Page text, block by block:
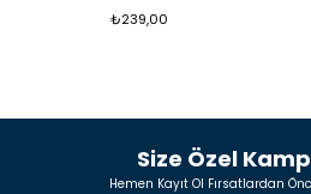
₺239,00
Size Özel
Hemen Kayıt Ol Fırsatlardan